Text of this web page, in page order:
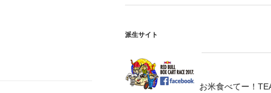
派生サイト
お米食べてー！